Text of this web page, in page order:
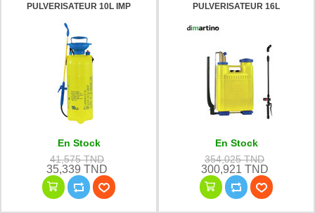
PULVERISATEUR 10L IMP
En Stock
41,575 TND
35,339 TND
PULVERISATEUR 16L
En Stock
354,025 TND
300,921 TND